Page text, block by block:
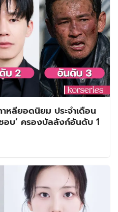
หลียอดนิยม ประจำเดือน
บ’ ครองบัลลังก์อันดับ 1